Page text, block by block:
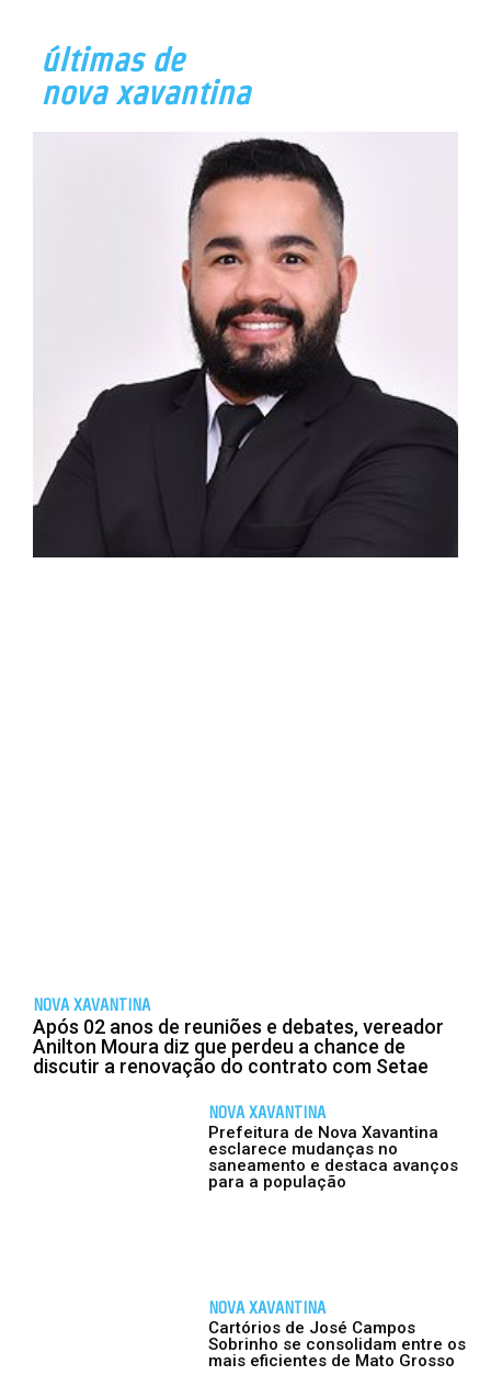
últimas de
nova xavantina
NOVA XAVANTINA
Após 02 anos de reuniões e debates, vereador
Anilton Moura diz que perdeu a chance de
discutir a renovação do contrato com Setae
NOVA XAVANTINA
Prefeitura de Nova Xavantina
esclarece mudanças no
saneamento e destaca avanços
para a população
NOVA XAVANTINA
Cartórios de José Campos
Sobrinho se consolidam entre os
mais eficientes de Mato Grosso